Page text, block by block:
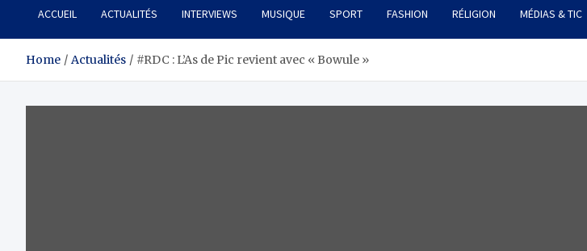
ACCUEIL ACTUALITÉS INTERVIEWS MUSIQUE SPORT FASHION RÉLIGION MÉDIAS & TIC
Home Actualités #RDC : L’As de Pic revient avec « Bowule »